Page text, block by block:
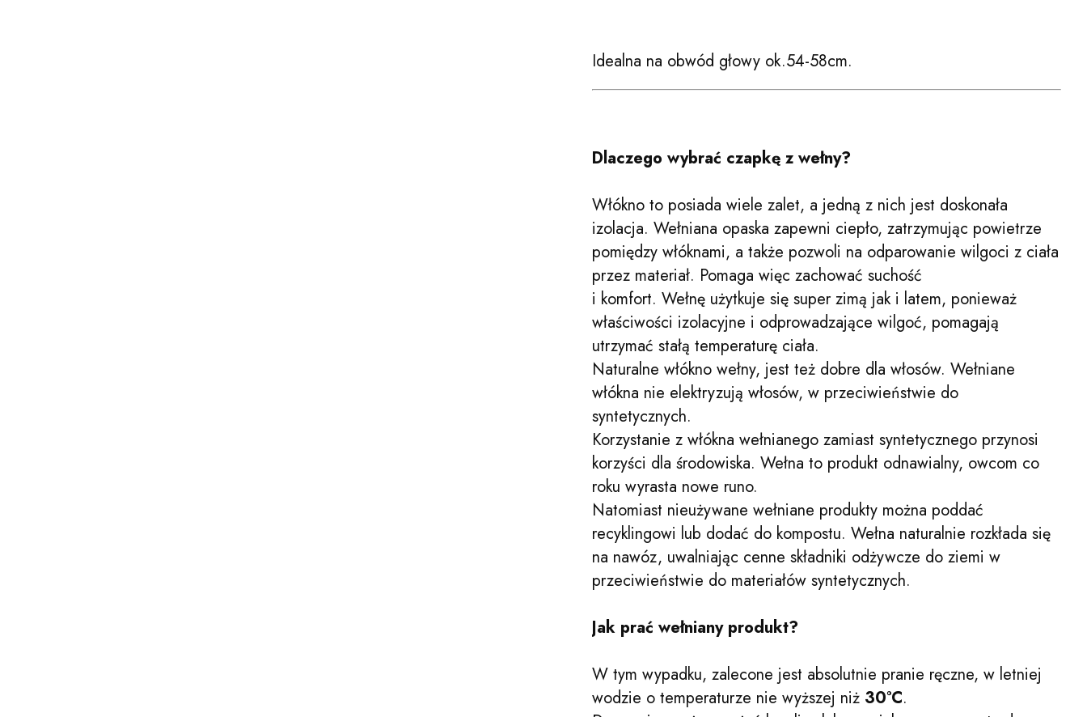
Idealna na obwód głowy ok.54-58cm.
Dlaczego wybrać czapkę z wełny?
Włókno to posiada wiele zalet, a jedną z nich jest doskonała
izolacja. Wełniana opaska zapewni ciepło, zatrzymując powietrze
pomiędzy włóknami, a także pozwoli na odparowanie wilgoci z ciała
przez materiał. Pomaga więc zachować suchość
i komfort. Wełnę użytkuje się super zimą jak i latem, ponieważ
właściwości izolacyjne i odprowadzające wilgoć, pomagają
utrzymać stałą temperaturę ciała.
Naturalne włókno wełny, jest też dobre dla włosów. Wełniane
włókna nie elektryzują włosów, w przeciwieństwie do
syntetycznych.
Korzystanie z włókna wełnianego zamiast syntetycznego przynosi
korzyści dla środowiska. Wełna to produkt odnawialny, owcom co
roku wyrasta nowe runo.
Natomiast nieużywane wełniane produkty można poddać
recyklingowi lub dodać do kompostu. Wełna naturalnie rozkłada się
na nawóz, uwalniając cenne składniki odżywcze do ziemi w
przeciwieństwie do materiałów syntetycznych.
Jak prać wełniany produkt?
W tym wypadku, zalecone jest absolutnie pranie ręczne, w letniej
wodzie o temperaturze nie wyższej niż 30°C.